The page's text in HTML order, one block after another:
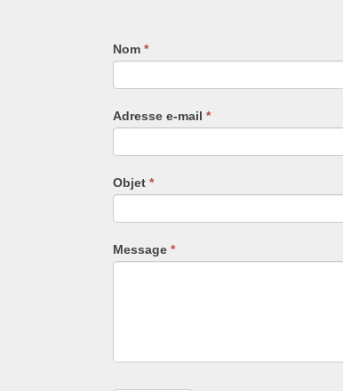
Nom *
Adresse e-mail *
Objet *
Message *
Si
vous
êtes
humain,
remplissez
ce